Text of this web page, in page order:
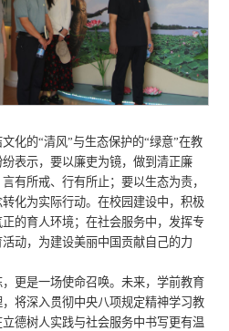
化的“清风”与生态保护的“绿意”在教
表示，要以廉吏为镜，做到清正廉
有所戒、行有所止；要以生态为责，
化为实际行动。在校园建设中，积极
的育人环境；在社会服务中，发挥专
动，为建设美丽中国贡献自己的力
更是一场使命召唤。未来，学前教育
将深入贯彻中央八项规定精神学习教
德树人实践与社会服务中书写更有温